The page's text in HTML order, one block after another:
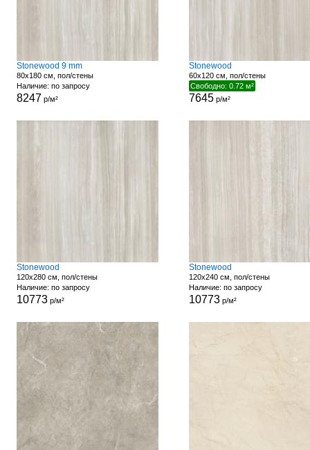
Stonewood 9 mm
80x180 см, пол/стены
Наличие: по запросу
8247 р/м²
Stonewood
60x120 см, пол/стены
Свободно: 0.72 м²
7645р/м²
Stonewood
120x280 см, пол/стены
Наличие: по запросу
10773р/м²
Stonewood
120x240 см, пол/стены
Наличие: по запросу
10773р/м²